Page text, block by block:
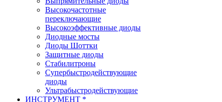
Высокочастотные
переключающие
Высокоэффективные диоды
Диодные мосты
Диоды Шоттки
Защитные диоды
Стабилитроны
Супербыстродействующие
диоды
Ультрабыстродействующие
ИНСТРУМЕНТ *